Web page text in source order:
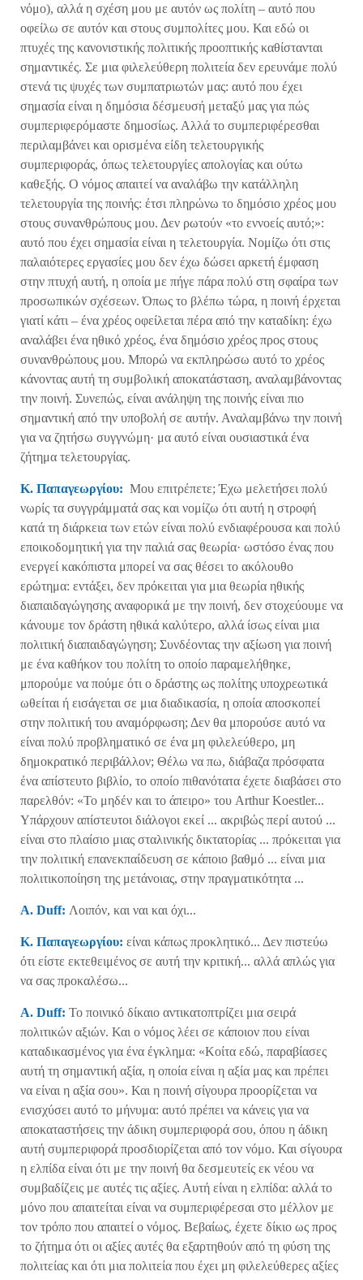
νόμο), αλλά η σχέση μου με αυτόν ως πολίτη – αυτό που
οφείλω σε αυτόν και στους συμπολίτες μου. Και εδώ οι
πτυχές της κανονιστικής πολιτικής προοπτικής καθίστανται
σημαντικές. Σε μια φιλελεύθερη πολιτεία δεν ερευνάμε πολύ
στενά τις ψυχές των συμπατριωτών μας: αυτό που έχει
σημασία είναι η δημόσια δέσμευσή μεταξύ μας για πώς
συμπεριφερόμαστε δημοσίως. Αλλά το συμπεριφέρεσθαι
περιλαμβάνει και ορισμένα είδη τελετουργικής
συμπεριφοράς, όπως τελετουργίες απολογίας και ούτω
καθεξής. Ο νόμος απαιτεί να αναλάβω την κατάλληλη
τελετουργία της ποινής: έτσι πληρώνω το δημόσιο χρέος μου
στους συνανθρώπους μου. Δεν ρωτούν «το εννοείς αυτό;»:
αυτό που έχει σημασία είναι η τελετουργία. Νομίζω ότι στις
παλαιότερες εργασίες μου δεν έχω δώσει αρκετή έμφαση
στην πτυχή αυτή, η οποία με πήγε πάρα πολύ στη σφαίρα των
προσωπικών σχέσεων. Όπως το βλέπω τώρα, η ποινή έρχεται
γιατί κάτι – ένα χρέος οφείλεται πέρα ​​από την καταδίκη: έχω
αναλάβει ένα ηθικό χρέος, ένα δημόσιο χρέος προς στους
συνανθρώπους μου. Μπορώ να εκπληρώσω αυτό το χρέος
κάνοντας αυτή τη συμβολική αποκατάσταση, αναλαμβάνοντας
την ποινή. Συνεπώς, είναι ανάληψη της ποινής είναι πιο
σημαντική από την υποβολή σε αυτήν. Αναλαμβάνω την ποινή
για να ζητήσω συγγνώμη· μα αυτό είναι ουσιαστικά ένα
ζήτημα τελετουργίας.
Κ. Παπαγεωργίου: Μου επιτρέπετε; Έχω μελετήσει πολύ
νωρίς τα συγγράμματά σας και νομίζω ότι αυτή η στροφή
κατά τη διάρκεια των ετών είναι πολύ ενδιαφέρουσα και πολύ
εποικοδομητική για την παλιά σας θεωρία· ωστόσο ένας που
ενεργεί κακόπιστα μπορεί να σας θέσει το ακόλουθο
ερώτημα: εντάξει, δεν πρόκειται για μια θεωρία ηθικής
διαπαιδαγώγησης αναφορικά με την ποινή, δεν στοχεύουμε να
κάνουμε τον δράστη ηθικά καλύτερο, αλλά ίσως είναι μια
πολιτική διαπαιδαγώγηση; Συνδέοντας την αξίωση για ποινή
με ένα καθήκον του πολίτη το οποίο παραμελήθηκε,
μπορούμε να πούμε ότι ο δράστης ως πολίτης υποχρεωτικά
ωθείται ή εισάγεται σε μια διαδικασία, η οποία αποσκοπεί
στην πολιτική του αναμόρφωση; Δεν θα μπορούσε αυτό να
είναι πολύ προβληματικό σε ένα μη φιλελεύθερο, μη
δημοκρατικό περιβάλλον; Θέλω να πω, διάβαζα πρόσφατα
ένα απίστευτο βιβλίο, το οποίο πιθανότατα έχετε διαβάσει στο
παρελθόν: «Το μηδέν και το άπειρο» του Arthur Koestler...
Υπάρχουν απίστευτοι διάλογοι εκεί ... ακριβώς περί αυτού ...
είναι στο πλαίσιο μιας σταλινικής δικτατορίας ... πρόκειται για
την πολιτική επανεκπαίδευση σε κάποιο βαθμό ... είναι μια
πολιτικοποίηση της μετάνοιας, στην πραγματικότητα ...
A. Duff: Λοιπόν, και ναι και όχι...
Κ. Παπαγεωργίου: είναι κάπως προκλητικό... Δεν πιστεύω
ότι είστε εκτεθειμένος σε αυτή την κριτική... αλλά απλώς για
να σας προκαλέσω...
A. Duff: Το ποινικό δίκαιο αντικατοπτρίζει μια σειρά
πολιτικών αξιών. Και ο νόμος λέει σε κάποιον που είναι
καταδικασμένος για ένα έγκλημα: «Κοίτα εδώ, παραβίασες
αυτή τη σημαντική αξία, η οποία είναι η αξία μας και πρέπει
να είναι η αξία σου». Και η ποινή σίγουρα προορίζεται να
ενισχύσει αυτό το μήνυμα: αυτό πρέπει να κάνεις για να
αποκαταστήσεις την άδικη συμπεριφορά σου, όπου η άδικη
αυτή συμπεριφορά προσδιορίζεται από τον νόμο. Και σίγουρα
η ελπίδα είναι ότι με την ποινή θα δεσμευτείς εκ νέου να
συμβαδίζεις με αυτές τις αξίες. Αυτή είναι η ελπίδα: αλλά το
μόνο που απαιτείται είναι να συμπεριφέρεσαι στο μέλλον με
τον τρόπο που απαιτεί ο νόμος. Βεβαίως, έχετε δίκιο ως προς
το ζήτημα ότι οι αξίες αυτές θα εξαρτηθούν από τη φύση της
πολιτείας και ότι μια πολιτεία που έχει μη φιλελεύθερες αξίες